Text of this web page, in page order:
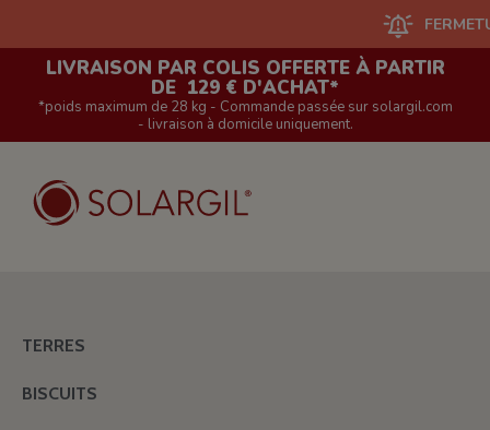
FERMETURE
LIVRAISON PAR COLIS OFFERTE À PARTIR
DE 129 € D'ACHAT*
*poids maximum de 28 kg - Commande passée sur solargil.com
- livraison à domicile uniquement.
TERRES
BISCUITS